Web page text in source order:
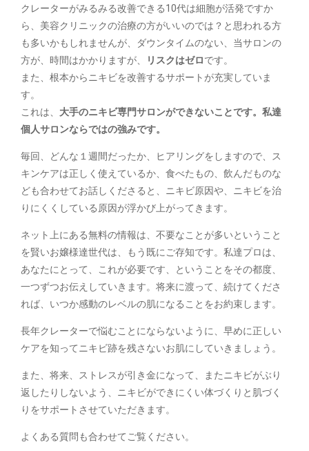
クレーターがみるみる改善できる10代は細胞が活発ですか
ら、美容クリニックの治療の方がいいのでは？と思われる方
も多いかもしれませんが、ダウンタイムのない、当サロンの
方が、時間はかかりますが、
リスクはゼロです。
また、根本からニキビを改善するサポートが充実していま
す。
これは、 大手のニキビ専門サロンができないことです。私達
個人サロンならではの強みです。
毎回、どんな１週間だったか、ヒアリングをしますので、ス
キンケアは正しく使えているか、食べたもの、飲んだものな
ども合わせてお話しくださると、ニキビ原因や、ニキビを治
りにくくしている原因が浮かび上がってきます。
ネット上にある無料の情報は、不要なことが多いということ
を賢いお嬢様達世代は、もう既にご存知です。私達プロは、
あなたにとって、これが必要です、ということをその都度、
一つずつお伝えしていきます。将来に渡って、続けてくださ
れば、いつか感動のレベルの肌になることをお約束します。
長年クレーターで悩むことにならないように、早めに正しい
ケアを知ってニキビ跡を残さないお肌にしていきましょう。
また、将来、ストレスが引き金になって、またニキビがぶり
返したりしないよう、ニキビができにくい体づくりと肌づく
りをサポートさせていただきます。
よくある質問も合わせてご覧ください。